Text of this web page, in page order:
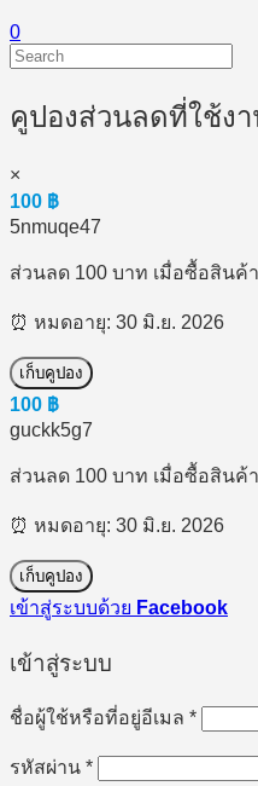
0
คูปองส่วนลดที่ใช้งา
×
100 ฿
5nmuqe47
ส่วนลด 100 บาท เมื่อซื้อสินค้
⏰ หมดอายุ: 30 มิ.ย. 2026
เก็บคูปอง
100 ฿
guckk5g7
ส่วนลด 100 บาท เมื่อซื้อสิน
⏰ หมดอายุ: 30 มิ.ย. 2026
เก็บคูปอง
เข้าสู่ระบบด้วย Facebook
เข้าสู่ระบบ
ชื่อผู้ใช้หรือที่อยู่อีเมล *ต้องการ
รหัสผ่าน *ต้องการ